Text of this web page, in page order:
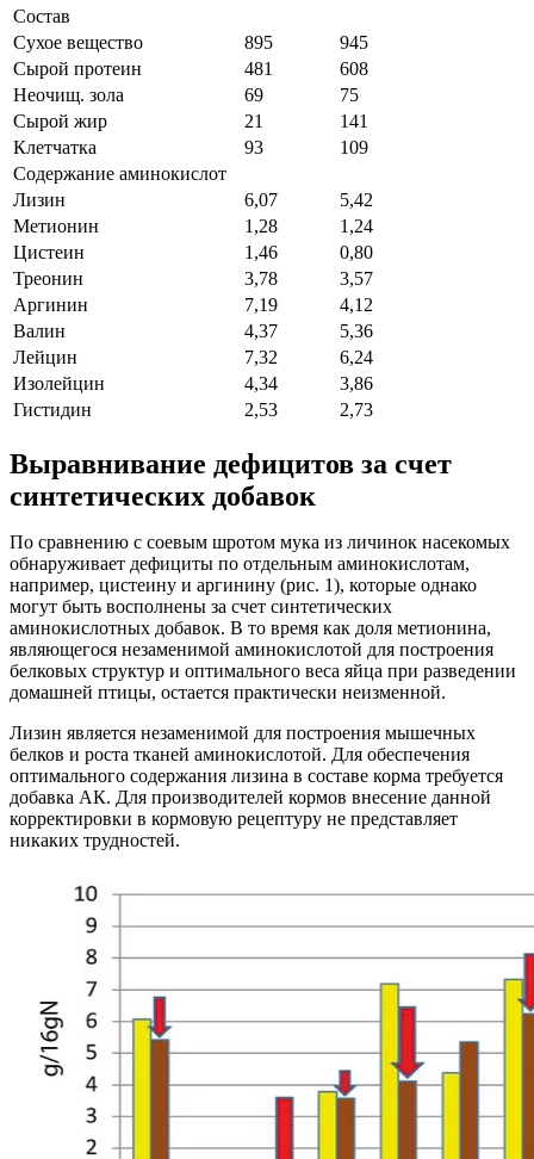
Состав
Сухое вещество
895
945
Сырой протеин
481
608
Неочищ. зола
69
75
Сырой жир
21
141
Клетчатка
93
109
Содержание аминокислот
Лизин
6,07
5,42
Метионин
1,28
1,24
Цистеин
1,46
0,80
Треонин
3,78
3,57
Аргинин
7,19
4,12
Валин
4,37
5,36
Лейцин
7,32
6,24
Изолейцин
4,34
3,86
Гистидин
2,53 2,73
Выравнивание дефицитов за счет
синтетических добавок
По сравнению с соевым шротом мука из личинок насекомых
обнаруживает дефициты по отдельным аминокислотам,
например, цистеину и аргинину (рис. 1), которые однако
могут быть восполнены за счет синтетических
аминокислотных добавок. В то время как доля метионина,
являющегося незаменимой аминокислотой для построения
белковых структур и оптимального веса яйца при разведении
домашней птицы, остается практически неизменной.
Лизин является незаменимой для построения мышечных
белков и роста тканей аминокислотой. Для обеспечения
оптимального содержания лизина в составе корма требуется
добавка АК. Для производителей кормов внесение данной
корректировки в кормовую рецептуру не представляет
никаких трудностей.